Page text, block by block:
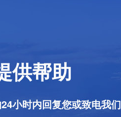
供帮助
小时内回复您或致电我们